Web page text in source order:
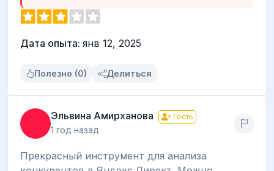
Дата опыта: янв 12, 2025
Полезно (0) Делиться
Эльвина Амирханова Гость
1 год назад
Прекрасный инструмент для анализа